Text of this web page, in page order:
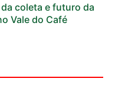
coleta e futuro da
Vale do Café